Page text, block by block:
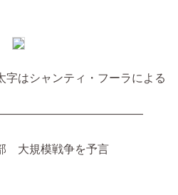
字はシャンティ・フーラによる
大規模戦争を予言